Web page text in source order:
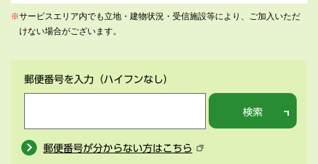
※サービスエリア内でも立地・建物状況・受信施設等により、ご加入いただ
けない場合がございます。
郵便番号を入力 （ハイフンなし）
検索
郵便番号が分からない方はこちら